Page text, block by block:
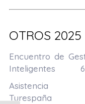
OTROS 2025
Encuentro de
Inteligentes 6